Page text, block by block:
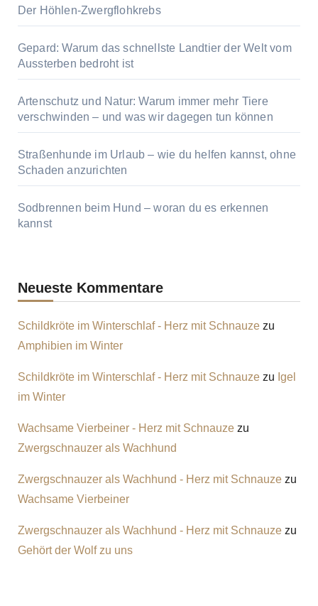
Der Höhlen-Zwergflohkrebs
Gepard: Warum das schnellste Landtier der Welt vom
Aussterben bedroht ist
Artenschutz und Natur: Warum immer mehr Tiere
verschwinden – und was wir dagegen tun können
Straßenhunde im Urlaub – wie du helfen kannst, ohne
Schaden anzurichten
Sodbrennen beim Hund – woran du es erkennen
kannst
Neueste Kommentare
Schildkröte im Winterschlaf - Herz mit Schnauzezu
Amphibien im Winter
Schildkröte im Winterschlaf - Herz mit Schnauzezu Igel
im Winter
Wachsame Vierbeiner - Herz mit Schnauzezu
Zwergschnauzer als Wachhund
Zwergschnauzer als Wachhund - Herz mit Schnauzezu
Wachsame Vierbeiner
Zwergschnauzer als Wachhund - Herz mit Schnauzezu
Gehört der Wolf zu uns